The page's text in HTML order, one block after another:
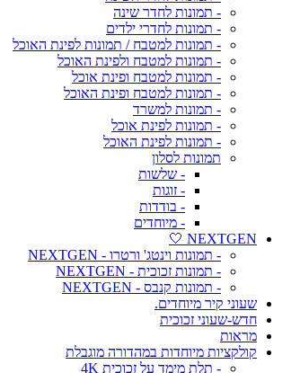
- תמונות לחדר שינה
- תמונות לחדרי ילדים
- תמונות למטבח / תמונות לפינת האוכל
- תמונות למטבח ולפינת האוכל
- תמונות למטבח ופינת אוכל
- תמונות למטבח ופינת האוכל
- תמונות למשרד
- תמונות לפינת אוכל
- תמונות לפינת האוכל
תמונות לסלון
- שלשות
- זוגות
- בודדות
- מיוחדים
NEXTGEN 🤍
- תמונות וינטג' ורטרו - NEXTGEN
- תמונות זכוכית - NEXTGEN
- תמונות קנבס - NEXTGEN
שעוני קיר מיוחדים.
חדש-שעוני זכוכית
מראות
קולקציות מיוחדות במהדורה מוגבלת
- תלת מימד על זכוכית 4K